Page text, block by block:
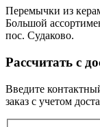
Перемычки из
Большой
пос. Судаково.
Рассчитать с
Введите
заказ с учетом